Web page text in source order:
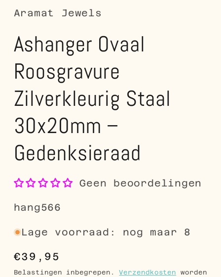
Aramat Jewels
Ashanger Ovaal
Roosgravure
Zilverkleurig Staal
30x20mm –
Gedenksieraad
Geen beoordelingen
SKU:
hang566
Lage voorraad: nog maar 8
Normale
prijs
€39,95
Belastingen inbegrepen.Verzendkosten worden